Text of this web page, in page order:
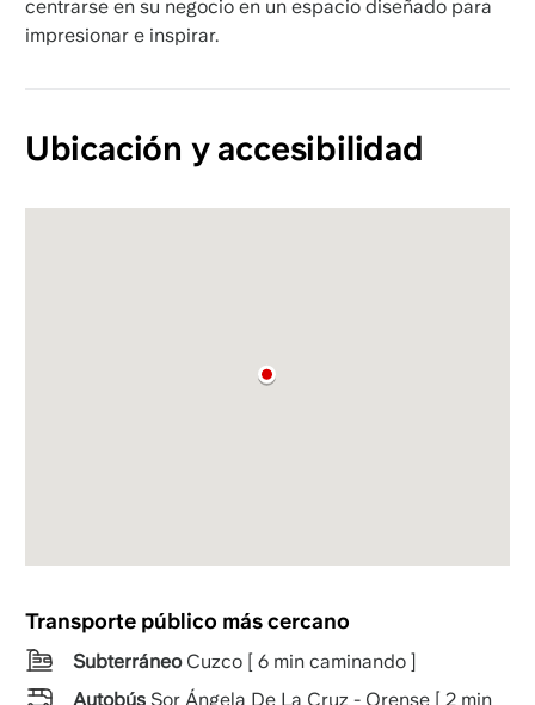
centrarse en su negocio en un espacio diseñado para
impresionar e inspirar.
Ubicación y accesibilidad
Transporte público más cercano
SubterráneoCuzco [ 6 min caminando ]
AutobúsSor Ángela De La Cruz - Orense [ 2 min